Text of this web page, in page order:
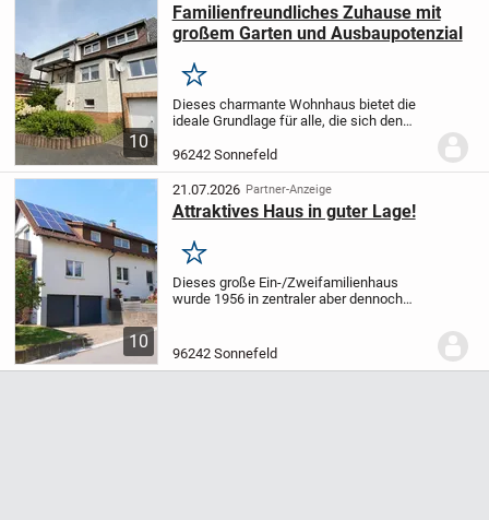
10
Familienfreundliches Zuhause mit
großem Garten und Ausbaupotenzial
Merken
Dieses charmante Wohnhaus bietet die
ideale Grundlage für alle, die sich den
möchten. Helle Räume, ein großzügiges
Grundstück und der besondere Charakter
der...
96242 Sonnefeld
10
21.07.2026 Partner-Anzeige
Attraktives Haus in guter Lage!
Merken
Dieses große Ein-/Zweifamilienhaus
wurde 1956 in zentraler aber dennoch
großes Wohnzimmer (über 40 m²
96242 Sonnefeld